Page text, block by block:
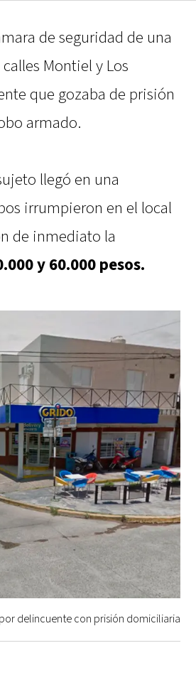
de seguridad de una
Montiel y Los
que gozaba de prisión
armado.
llegó en una
irrumpieron en el local
de inmediato la
y 60.000 pesos.
delincuente con prisión domiciliaria